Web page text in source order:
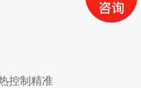
控制精准